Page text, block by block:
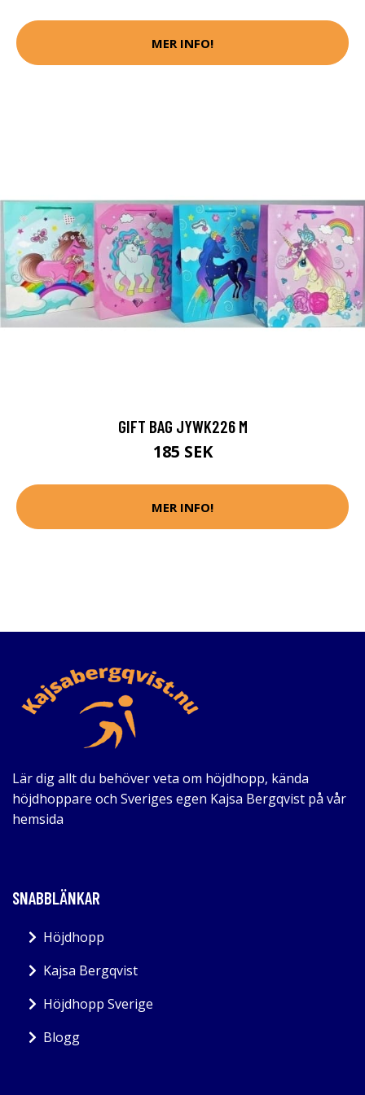
MER INFO!
GIFT BAG JYWK226 M
185 SEK
MER INFO!
Lär dig allt du behöver veta om höjdhopp, kända
höjdhoppare och Sveriges egen Kajsa Bergqvist på vår
hemsida
SNABBLÄNKAR
Höjdhopp
Kajsa Bergqvist
Höjdhopp Sverige
Blogg